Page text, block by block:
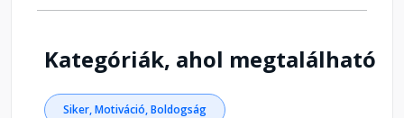
Kategóriák, ahol megtalálható
Siker, Motiváció, Boldogság